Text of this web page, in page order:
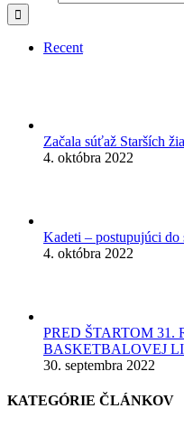
Recent
Začala súťaž Starších
4. októbra 2022
Kadeti – postupujúci
4. októbra 2022
PRED ŠTARTOM
BASKETBALOVEJ
30. septembra 2022
KATEGÓRIE ČLÁNKOV